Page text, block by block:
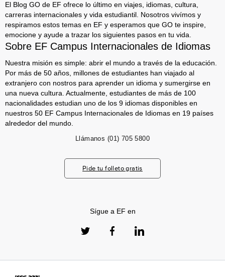
El Blog GO de EF ofrece lo último en viajes, idiomas, cultura,
carreras internacionales y vida estudiantil. Nosotros vivímos y
respiramos estos temas en EF y esperamos que GO te inspire,
emocione y ayude a trazar los siguientes pasos en tu vida.
Sobre EF Campus Internacionales de Idiomas
Nuestra misión es simple: abrir el mundo a través de la educación.
Por más de 50 años, millones de estudiantes han viajado al
extranjero con nostros para aprender un idioma y sumergirse en
una nueva cultura. Actualmente, estudiantes de más de 100
nacionalidades estudian uno de los 9 idiomas disponibles en
nuestros 50 EF Campus Internacionales de Idiomas en 19 países
alrededor del mundo.
Llámanos (01) 705 5800
Pide tu folleto gratis
Sígue a EF en